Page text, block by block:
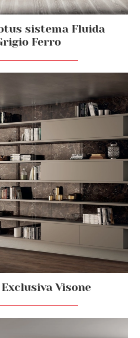
sistema Fluida
Ferro
Visone